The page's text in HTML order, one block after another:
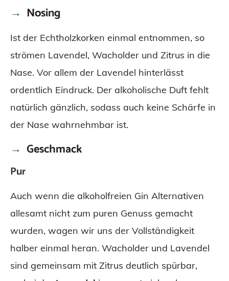
Nosing
Ist der Echtholzkorken einmal entnommen, so
strömen Lavendel, Wacholder und Zitrus in die
Nase. Vor allem der Lavendel hinterlässt
ordentlich Eindruck. Der alkoholische Duft fehlt
natürlich gänzlich, sodass auch keine Schärfe in
der Nase wahrnehmbar ist.
Geschmack
Pur
Auch wenn die alkoholfreien Gin Alternativen
allesamt nicht zum puren Genuss gemacht
wurden, wagen wir uns der Vollständigkeit
halber einmal heran. Wacholder und Lavendel
sind gemeinsam mit Zitrus deutlich spürbar,